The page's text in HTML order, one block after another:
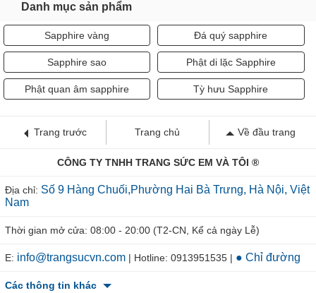
Danh mục sản phẩm
Sapphire vàng Đá quý sapphire
Sapphire sao Phật di lặc Sapphire
Phật quan âm sapphire Tỳ hưu Sapphire
Trang trước Trang chủ Về đầu trang
CÔNG TY TNHH TRANG SỨC EM VÀ TÔI ®
Địa chỉ: Số 9 Hàng Chuối,Phường Hai Bà Trưng, Hà Nội, Việt
Nam
Thời gian mở cửa: 08:00 - 20:00 (T2-CN, Kể cả ngày Lễ)
E: info@trangsucvn.com | Hotline: 0913951535 | ● Chỉ đường
Các thông tin khác